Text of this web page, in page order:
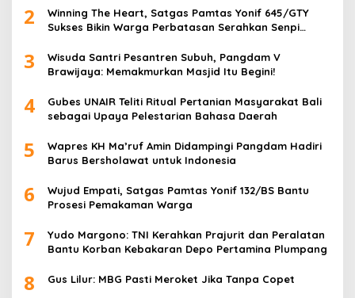
2
Winning The Heart, Satgas Pamtas Yonif 645/GTY
Sukses Bikin Warga Perbatasan Serahkan Senpi
3
Wisuda Santri Pesantren Subuh, Pangdam V
Brawijaya: Memakmurkan Masjid Itu Begini!
4
Gubes UNAIR Teliti Ritual Pertanian Masyarakat Bali
sebagai Upaya Pelestarian Bahasa Daerah
5
Wapres KH Ma’ruf Amin Didampingi Pangdam Hadiri
Barus Bersholawat untuk Indonesia
6
Wujud Empati, Satgas Pamtas Yonif 132/BS Bantu
Prosesi Pemakaman Warga
7
Yudo Margono: TNI Kerahkan Prajurit dan Peralatan
Bantu Korban Kebakaran Depo Pertamina Plumpang
8 Gus Lilur: MBG Pasti Meroket Jika Tanpa Copet